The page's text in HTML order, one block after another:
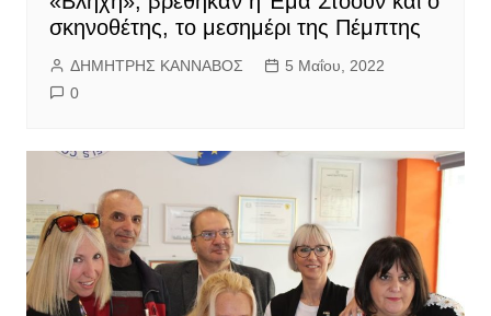
σκηνοθέτης, το μεσημέρι της Πέμπτης
ΔΗΜΗΤΡΗΣ ΚΑΝΝΑΒΟΣ
5 Μαΐου, 2022
0